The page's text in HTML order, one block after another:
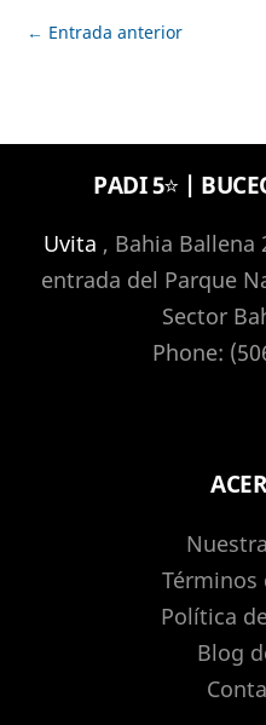
← Entrada anterior
PADI 5⭐️ |
Uvita , Bahia
entrada del Parque
Sector
Phone:
Términos
Política
Blog